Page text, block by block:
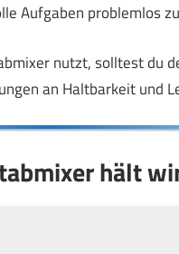
Aufgaben problemlos
nutzt, solltest du
an Haltbarkeit und
hält